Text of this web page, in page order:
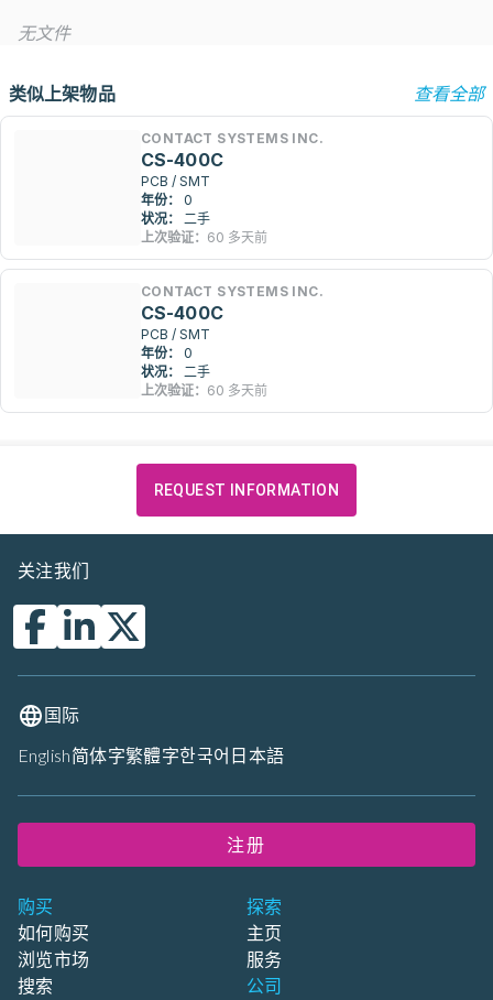
无文件
类似上架物品 查看全部
CONTACT SYSTEMS INC.
CS-400C
PCB / SMT
年份：
0
状况：
二手
上次验证： 60 多天前
CONTACT SYSTEMS INC.
CS-400C
PCB / SMT
年份：
0
状况：
二手
上次验证： 60 多天前
REQUEST INFORMATION
购买
如何购买
浏览市场
搜索
探索
主页
服务
公司
关注我们
国际
English简体字繁體字한국어 日本語
注册